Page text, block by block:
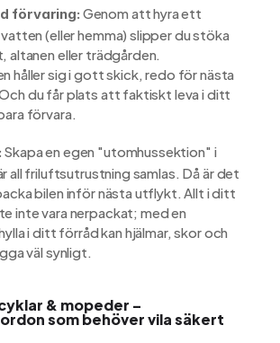
förvaring: Genom att hyra ett
(eller hemma) slipper du stöka
altanen eller trädgården.
håller sig i gott skick, redo för nästa
du får plats att faktiskt leva i ditt
förvara.
Skapa en egen "utomhussektion" i
all friluftsutrustning samlas. Då är det
bilen inför nästa utflykt. Allt i ditt
inte vara nerpackat; med en
i ditt förråd kan hjälmar, skor och
väl synligt.
& mopeder –
som behöver vila säkert